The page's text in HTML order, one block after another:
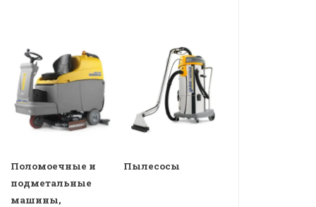
Поломоечные и
подметальные
машины,
Пылесосы